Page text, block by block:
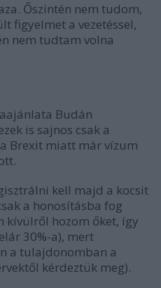
Őszintén nem tudom,
figyelmet a vezetéssel,
nem tudtam volna
Budán
is sajnos csak a
Brexit miatt már vízum
kell majd a kocsit
a honosításba fog
kívülről hozom őket, így
30%-a), mert
a tulajdonomban a
kérdeztük meg).